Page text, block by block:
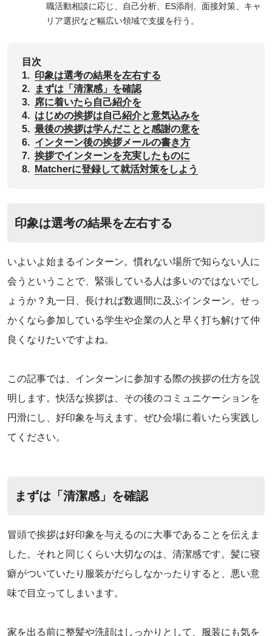
職活動相談に応じ、自己分析、ES添削、面接対策、キャ
リア選択など幅広い領域で支援を行う。
目次
1. 印象は選考の結果を左右する
2.
まずは「清潔感」を確認
3. 席に着いたら自己紹介を
4. はじめの挨拶は自己紹介と意気込みを
5. 最後の挨拶は学んだことと感謝の意を
6. ‌インターン後の挨拶メールの書き方
7. ‌挨拶でインターンを充実したものに
8.
Matcherに登録して就活対策をしよう
印象は選考の結果を左右する
‌いよいよ始まるインターン。慣れない場所で知らない人に
会うということで、緊張している人は多いのではないでし
ょうか？丸一日、長ければ数週間に及ぶインターン。せっ
かくなら参加している学生や企業の人と早く打ち解けて仲
良くなりたいですよね。
‌この記事では、インターンに参加する際の挨拶の仕方を説
明します。快活な挨拶は、その後のコミュニケーションを
円滑にし、好印象を与えます。ぜひ会場に着いたら実践し
てください。
まずは「清潔感」を確認
冒頭で挨拶は好印象を与えるのに大事であることを伝えま
した。それと同じくらい大切なのは、清潔感です。髪に寝
癖がついていたり服装がだらしなかったりすると、悪い意
味で目立ってしまいます。
‌‌家を出る前に整髪や洗顔はしっかりとして、服装にも気を